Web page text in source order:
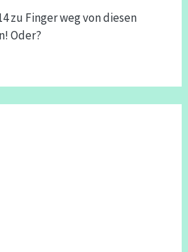
zu Finger weg von diesen
Oder?